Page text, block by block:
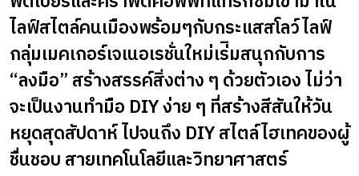
ไลฟ์สไตล์คนเมืองพร้อมๆกับกระแสสโลว์ไลฟ์
กลุ่มเมคเกอร์เจเนอเรชั่นใหม่เร่ิมสนุกกับการ
“ลงมือ” สร้างสรรค์สิ่งต่าง ๆ ด้วยตัวเอง ไม่ว่า
จะเป็นงานทํามือ DIY ง่าย ๆ ที่สร้างสีสันให้วัน
หยุดสุดสัปดาห์ ไปจนถึง DIY สไตล์ไฮเทคของผู้
ชื่นชอบ สายเทคโนโลยีและวิทยาศาสตร์